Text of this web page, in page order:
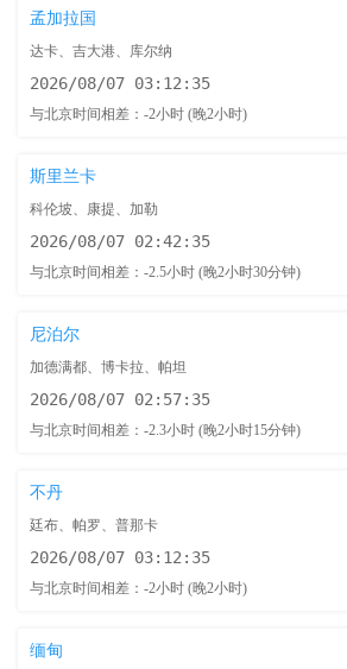
孟加拉国
达卡、吉大港、库尔纳
2026/08/07 03:12:36
与北京时间相差：-2小时 (晚2小时)
斯里兰卡
科伦坡、康提、加勒
2026/08/07 02:42:36
与北京时间相差：-2.5小时 (晚2小时30分钟)
尼泊尔
加德满都、博卡拉、帕坦
2026/08/07 02:57:36
与北京时间相差：-2.3小时 (晚2小时15分钟)
不丹
廷布、帕罗、普那卡
2026/08/07 03:12:36
与北京时间相差：-2小时 (晚2小时)
缅甸